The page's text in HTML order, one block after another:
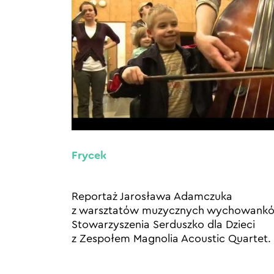
Frycek
Reportaż Jarosława Adamczuka
z warsztatów muzycznych
Stowarzyszenia Serduszko dla Dzieci
z Zespołem Magnolia Acoustic Quartet.